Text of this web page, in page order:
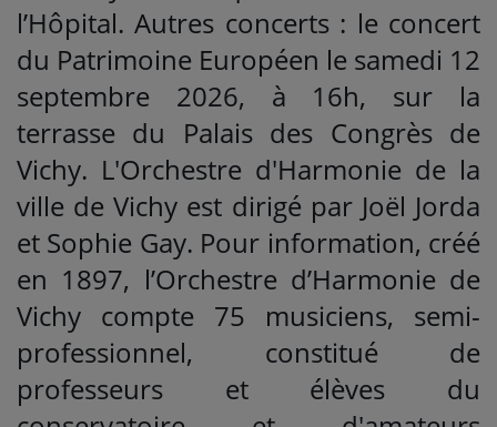
l’Hôpital. Autres concerts : le concert
du Patrimoine Européen le samedi 12
septembre 2026, à 16h, sur la
terrasse du Palais des Congrès de
Vichy. L'Orchestre d'Harmonie de la
ville de Vichy est dirigé par Joël Jorda
et Sophie Gay. Pour information, créé
en 1897, l’Orchestre d’Harmonie de
Vichy compte 75 musiciens, semi-
professionnel, constitué de
professeurs et élèves du